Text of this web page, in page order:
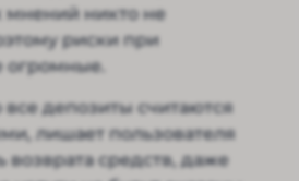
мнений никто не
риски при
огромные.
все депозиты считаются
лишает пользователя
возврата средств, даже